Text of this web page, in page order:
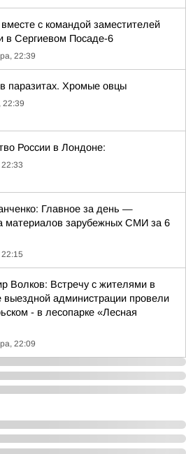
с командой заместителей
в Сергиевом Посаде-6
22:39
паразитах. Хромые овцы
22:39
России в Лондоне:
Главное за день —
материалов зарубежных СМИ за 6
Волков: Встречу с жителями в
администрации провели
- в лесопарке «Лесная
22:09